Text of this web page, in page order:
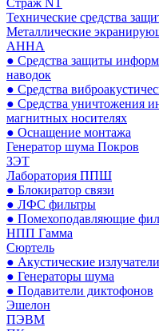
Технические средства
Металлические
АННА
● Средства защиты
наводок
● Средства
● Средства уничтожения
магнитных носителях
● Оснащение монтажа
Генератор шума Покров
ЗЭТ
Лаборатория ППШ
● Блокиратор связи
● ЛФС фильтры
● Помехоподавляющие
НПП Гамма
Сюртель
● Акустические излучатели
● Генераторы шума
● Подавители диктофонов
Эшелон
ПЭВМ